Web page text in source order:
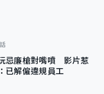
忌廉槍對嘴噴 影片惹
解僱違規員工